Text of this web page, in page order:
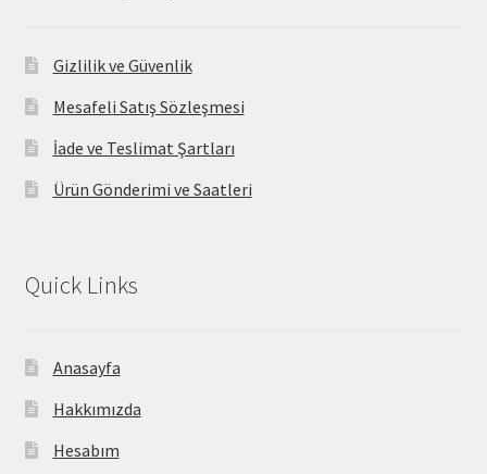
Gizlilik ve Güvenlik
Mesafeli Satış Sözleşmesi
İade ve Teslimat Şartları
Ürün Gönderimi ve Saatleri
Quick Links
Anasayfa
Hakkımızda
Hesabım